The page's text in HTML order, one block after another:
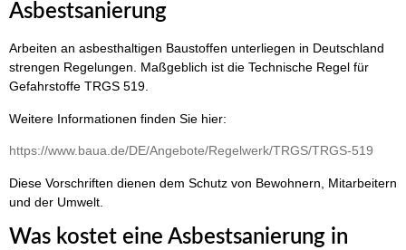
Asbestsanierung
Arbeiten an asbesthaltigen Baustoffen unterliegen in Deutschland
strengen Regelungen. Maßgeblich ist die Technische Regel für
Gefahrstoffe TRGS 519.
Weitere Informationen finden Sie hier:
https://www.baua.de/DE/Angebote/Regelwerk/TRGS/TRGS-519
Diese Vorschriften dienen dem Schutz von Bewohnern, Mitarbeitern
und der Umwelt.
Was kostet eine Asbestsanierung in